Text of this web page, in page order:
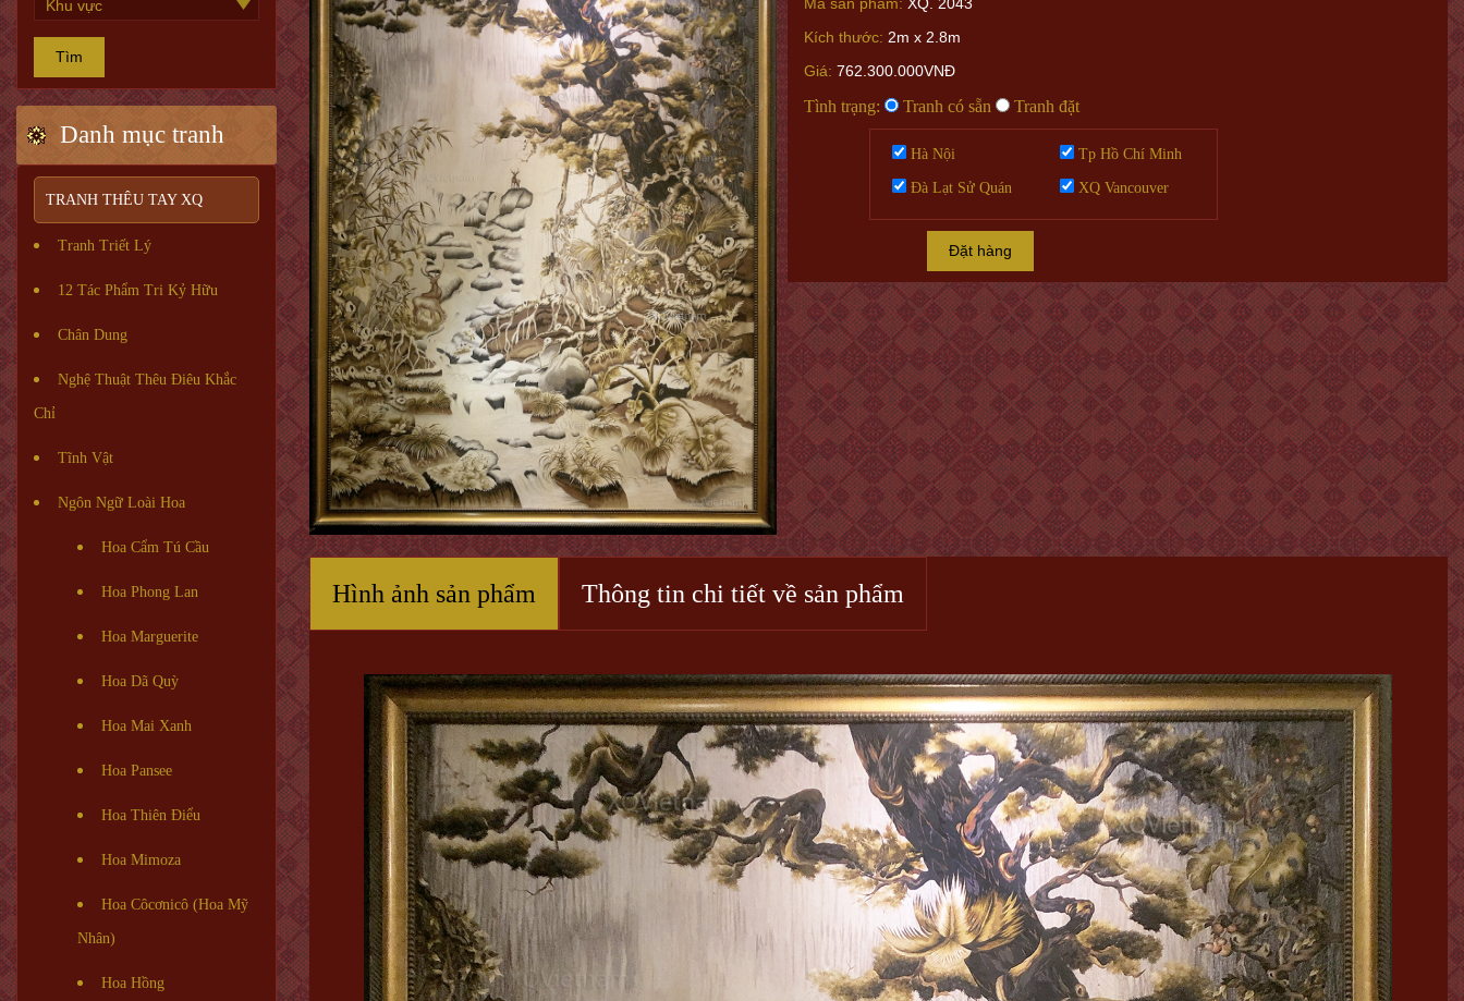
Tìm
Danh mục tranh
TRANH THÊU TAY XQ
Tranh Triết Lý
12 Tác Phẩm Tri Kỷ Hữu
Chân Dung
Nghệ Thuật Thêu Điêu Khắc
Chỉ
Tĩnh Vật
Ngôn Ngữ Loài Hoa
Hoa Cẩm Tú Cầu
Hoa Phong Lan
Hoa Marguerite
Hoa Dã Quỳ
Hoa Mai Xanh
Hoa Pansee
Hoa Thiên Điểu
Hoa Mimoza
Hoa Côcơnicô (Hoa Mỹ
Nhân)
Hoa Hồng
Kích thước: 2m x 2.8m
Giá: 762.300.000VNĐ
Tình trạng: Tranh có sẵn Tranh đặt
Hà Nội Tp Hồ Chí Minh
Đà Lạt Sử Quán XQ Vancouver
Đặt hàng
Hình ảnh sản phẩm Thông tin chi tiết về sản phẩm